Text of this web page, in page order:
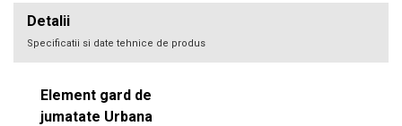
Detalii
Specificatii si date tehnice de produs
Element gard de
jumatate Urbana